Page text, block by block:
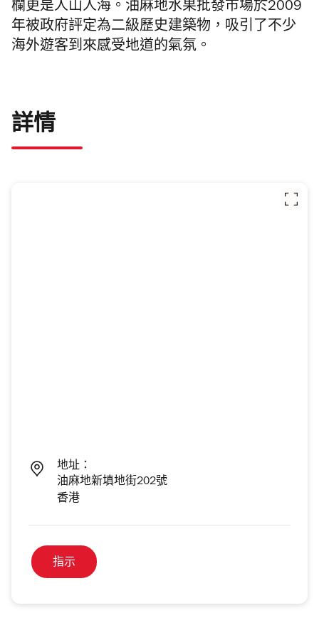
欄更是人山人海。油麻地水果批發市場於2009
年被政府評定為二級歷史建築物，吸引了不少
海外遊客到來感受地道的氣氛。
詳情
地址：
油麻地新填地街202號
香港
指示